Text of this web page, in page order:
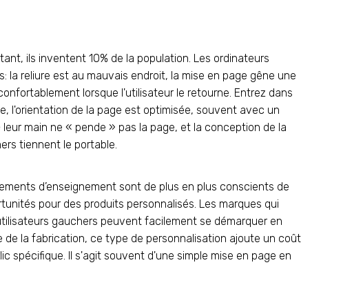
ils inventent 10% de la population. Les ordinateurs
reliure est au mauvais endroit, la mise en page gêne une
lorsque l'utilisateur le retourne. Entrez dans
l'orientation de la page est optimisée, souvent avec un
main ne « pende » pas la page, et la conception de la
tiennent le portable.
d’enseignement sont de plus en plus conscients de
pour des produits personnalisés. Les marques qui
gauchers peuvent facilement se démarquer en
de la fabrication, ce type de personnalisation ajoute un coût
spécifique. Il s'agit souvent d'une simple mise en page en